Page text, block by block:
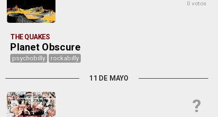
0 votos
THE QUAKES
Planet Obscure
psychobilly rockabilly
11 DE MAYO
?